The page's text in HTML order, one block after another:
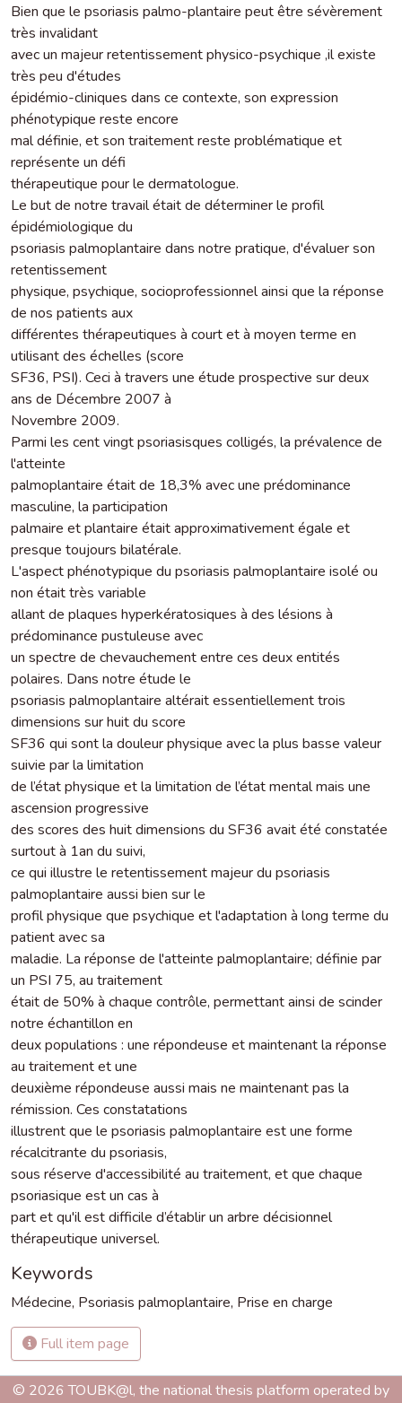
Bien que le psoriasis palmo-plantaire peut être sévèrement
très invalidant
avec un majeur retentissement physico-psychique ,il existe
très peu d'études
épidémio-cliniques dans ce contexte, son expression
phénotypique reste encore
mal définie, et son traitement reste problématique et
représente un défi
thérapeutique pour le dermatologue.
Le but de notre travail était de déterminer le profil
épidémiologique du
psoriasis palmoplantaire dans notre pratique, d'évaluer son
retentissement
physique, psychique, socioprofessionnel ainsi que la réponse
de nos patients aux
différentes thérapeutiques à court et à moyen terme en
utilisant des échelles (score
SF36, PSI). Ceci à travers une étude prospective sur deux
ans de Décembre 2007 à
Novembre 2009.
Parmi les cent vingt psoriasisques colligés, la prévalence de
l'atteinte
palmoplantaire était de 18,3% avec une prédominance
masculine, la participation
palmaire et plantaire était approximativement égale et
presque toujours bilatérale.
L'aspect phénotypique du psoriasis palmoplantaire isolé ou
non était très variable
allant de plaques hyperkératosiques à des lésions à
prédominance pustuleuse avec
un spectre de chevauchement entre ces deux entités
polaires. Dans notre étude le
psoriasis palmoplantaire altérait essentiellement trois
dimensions sur huit du score
SF36 qui sont la douleur physique avec la plus basse valeur
suivie par la limitation
de l’état physique et la limitation de l’état mental mais une
ascension progressive
des scores des huit dimensions du SF36 avait été constatée
surtout à 1an du suivi,
ce qui illustre le retentissement majeur du psoriasis
palmoplantaire aussi bien sur le
profil physique que psychique et l'adaptation à long terme du
patient avec sa
maladie. La réponse de l'atteinte palmoplantaire; définie par
un PSI 75, au traitement
était de 50% à chaque contrôle, permettant ainsi de scinder
notre échantillon en
deux populations : une répondeuse et maintenant la réponse
au traitement et une
deuxième répondeuse aussi mais ne maintenant pas la
rémission. Ces constatations
illustrent que le psoriasis palmoplantaire est une forme
récalcitrante du psoriasis,
sous réserve d'accessibilité au traitement, et que chaque
psoriasique est un cas à
part et qu'il est difficile d’établir un arbre décisionnel
thérapeutique universel.
Keywords
Médecine, Psoriasis palmoplantaire, Prise en charge
Full item page
© 2026 TOUBK@l, the national thesis platform operated by